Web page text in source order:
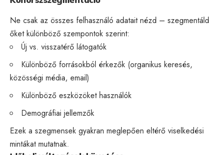
Ne csak az összes felhasználó adatait nézd – szegmentáld
őket különböző szempontok szerint:
Új vs. visszatérő látogatók
Különböző forrásokból érkezők (organikus keresés,
közösségi média, email)
Különböző eszközöket használók
Demográfiai jellemzők
Ezek a szegmensek gyakran meglepően eltérő viselkedési
mintákat mutatnak.